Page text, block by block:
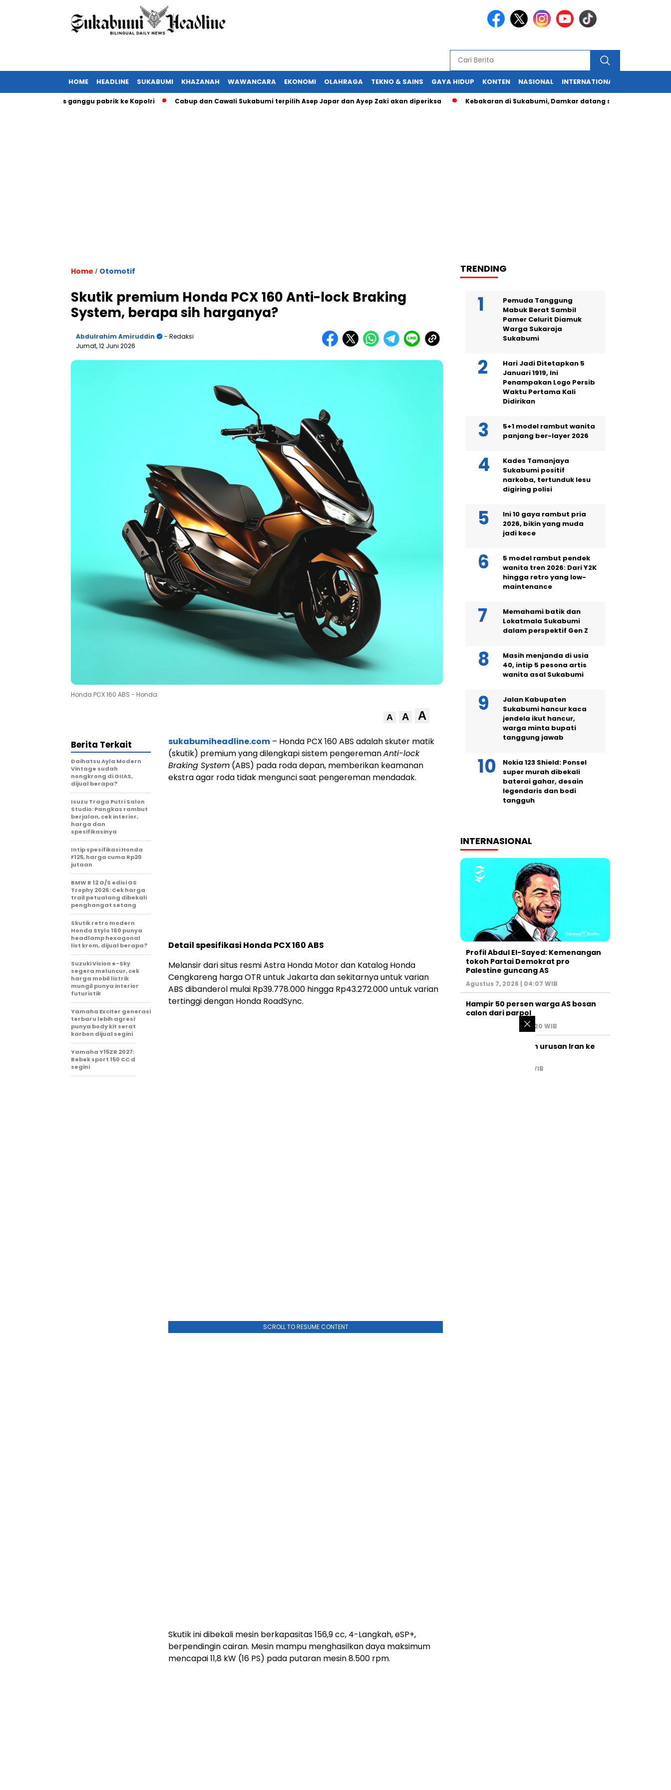
HOME HEADLINE SUKABUMI KHAZANAH WAWANCARA EKONOMI OLAHRAGA TEKNO & SAINS GAYA HIDUP KONTEN NASIONAL INTERNATIONAL
ormas ganggu pabrik ke Kapolri Cabup dan Cawali Sukabumi terpilih Asep Japar dan Ayep Zaki akan diperiksa Kebakaran di Sukabumi, Damkar datang saat api sudah
Home / Otomotif
Skutik premium Honda PCX 160 Anti-lock Braking
System, berapa sih harganya?
Abdulrahim Amiruddin
- Redaksi
Jumat, 12 Juni 2026
Honda PCX 160 ABS - Honda
A A A
sukabumiheadline.com – Honda PCX 160 ABS adalah skuter matik
(skutik) premium yang dilengkapi sistem pengeremanAnti-lock
Braking System (ABS) pada roda depan, memberikan keamanan
ekstra agar roda tidak mengunci saat pengereman mendadak.
Detail spesifikasi Honda PCX 160 ABS
Melansir dari situs resmi Astra Honda Motor dan Katalog Honda
Cengkareng harga OTR untuk Jakarta dan sekitarnya untuk varian
ABS dibanderol mulai Rp39.778.000 hingga Rp43.272.000 untuk varian
tertinggi dengan Honda RoadSync.
SCROLL TO RESUME CONTENT
Skutik ini dibekali mesin berkapasitas 156,9 cc, 4-Langkah, eSP+,
berpendingin cairan. Mesin mampu menghasilkan daya maksimum
mencapai 11,8 kW (16 PS) pada putaran mesin 8.500 rpm.
Berita Terkait
Daihatsu Ayla Modern
Vintage sudah
nongkrong di GIIAS,
dijual berapa?
Isuzu Traga Putri Salon
Studio: Pangkas rambut
berjalan, cek interior,
harga dan
spesifikasinya
Intip spesifikasi Honda
F125, harga cuma Rp20
jutaan
BMW R 12 G/S edisi GS
Trophy 2026: Cek harga
trail petualang dibekali
penghangat setang
Skutik retro modern
Honda Stylo 160 punya
headlamp hexagonal
list krom, dijual berapa?
Suzuki Vision e-Sky
segera meluncur, cek
harga mobil listrik
mungil punya interior
futuristik
Yamaha Exciter generasi
terbaru lebih agresif,
punya body kit serat
karbon dijual segini
Yamaha Y15ZR 2027:
Bebek sport 150 CC dijual
segini
TRENDING
Pemuda Tanggung
Mabuk Berat Sambil
Pamer Celurit Diamuk
Warga Sukaraja
Sukabumi
Hari Jadi Ditetapkan 5
Januari 1919, Ini
Penampakan Logo Persib
Waktu Pertama Kali
Didirikan
5+1 model rambut wanita
panjang ber-layer 2026
Kades Tamanjaya
Sukabumi positif
narkoba, tertunduk lesu
digiring polisi
Ini 10 gaya rambut pria
2026, bikin yang muda
jadi kece
5 model rambut pendek
wanita tren 2026: Dari Y2K
hingga retro yang low-
maintenance
Memahami batik dan
Lokatmala Sukabumi
dalam perspektif Gen Z
Masih menjanda di usia
40, intip 5 pesona artis
wanita asal Sukabumi
Jalan Kabupaten
Sukabumi hancur kaca
jendela ikut hancur,
warga minta bupati
tanggung jawab
Nokia 123 Shield: Ponsel
super murah dibekali
baterai gahar, desain
legendaris dan bodi
tangguh
INTERNASIONAL
Profil Abdul El-Sayed: Kemenangan
tokoh Partai Demokrat pro
Palestine guncang AS
Agustus 7, 2026 | 04:07 WIB
Hampir 50 persen warga AS bosan
calon dari parpol
Agustus 6, 2026 | 07:20 WIB
PM Israel serahkan urusan Iran ke
Juli 31, 2026 | 02:47 WIB